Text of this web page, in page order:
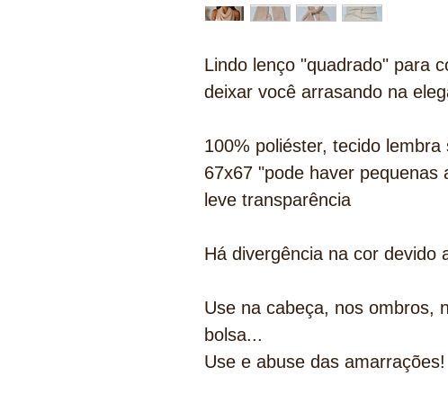
Lindo lenço "quadrado" para
deixar você arrasando na
100% poliéster, tecido lembra
67x67 "pode haver pequenas
leve transparência
Há divergência na cor devido
Use na cabeça, nos ombros,
bolsa...
Use e abuse das amarrações!